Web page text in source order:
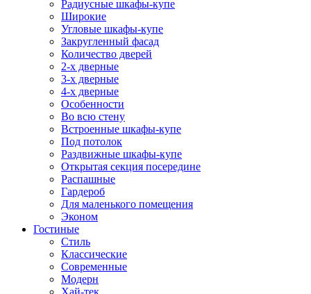
Радиусные шкафы-купе
Широкие
Угловые шкафы-купе
Закругленный фасад
Количество дверей
2-х дверные
3-х дверные
4-х дверные
Особенности
Во всю стену
Встроенные шкафы-купе
Под потолок
Раздвижные шкафы-купе
Открытая секция посередине
Распашные
Гардероб
Для маленького помещения
Эконом
Гостиные
Стиль
Классические
Современные
Модерн
Хай-тек